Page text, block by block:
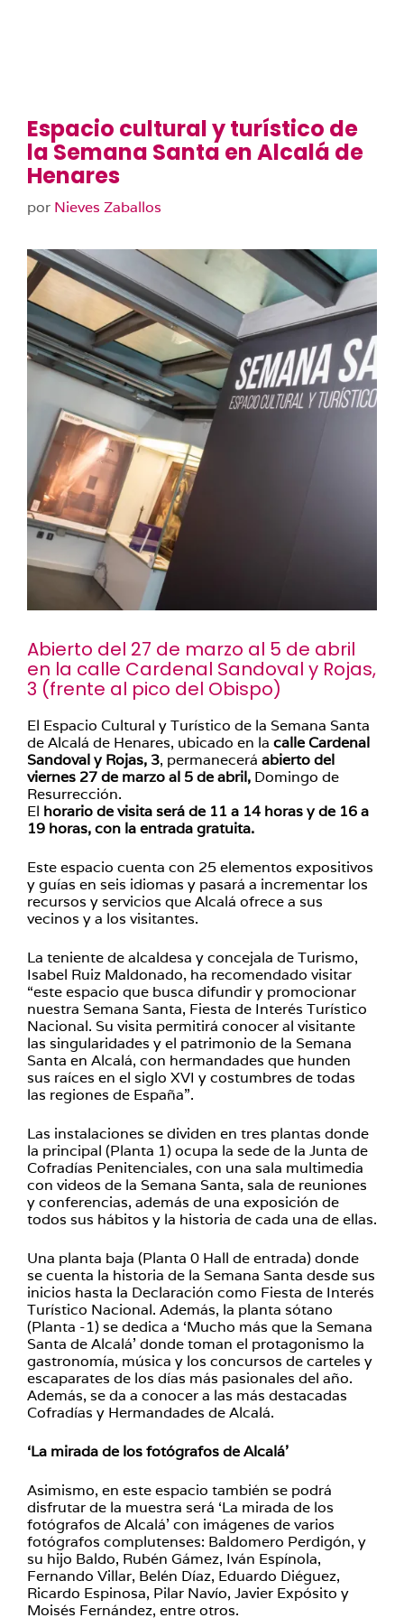
Espacio cultural y turístico de
la Semana Santa en Alcalá de
Henares
por Nieves Zaballos
Abierto del 27 de marzo al 5 de abril
en la calle Cardenal Sandoval y Rojas,
3 (frente al pico del Obispo)
El Espacio Cultural y Turístico de la Semana Santa
de Alcalá de Henares, ubicado en la calle Cardenal
Sandoval y Rojas, 3, permanecerá abierto del
viernes 27 de marzo al 5 de abril, Domingo de
Resurrección.
El horario de visita será de 11 a 14 horas y de 16 a
19 horas, con la entrada gratuita.
Este espacio cuenta con 25 elementos expositivos
y guías en seis idiomas y pasará a incrementar los
recursos y servicios que Alcalá ofrece a sus
vecinos y a los visitantes.
La teniente de alcaldesa y concejala de Turismo,
Isabel Ruiz Maldonado, ha recomendado visitar
“este espacio que busca difundir y promocionar
nuestra Semana Santa, Fiesta de Interés Turístico
Nacional. Su visita permitirá conocer al visitante
las singularidades y el patrimonio de la Semana
Santa en Alcalá, con hermandades que hunden
sus raíces en el siglo XVI y costumbres de todas
las regiones de España”.
Las instalaciones se dividen en tres plantas donde
la principal (Planta 1) ocupa la sede de la Junta de
Cofradías Penitenciales, con una sala multimedia
con videos de la Semana Santa, sala de reuniones
y conferencias, además de una exposición de
todos sus hábitos y la historia de cada una de ellas.
Una planta baja (Planta 0 Hall de entrada) donde
se cuenta la historia de la Semana Santa desde sus
inicios hasta la Declaración como Fiesta de Interés
Turístico Nacional. Además, la planta sótano
(Planta -1) se dedica a ‘Mucho más que la Semana
Santa de Alcalá’ donde toman el protagonismo la
gastronomía, música y los concursos de carteles y
escaparates de los días más pasionales del año.
Además, se da a conocer a las más destacadas
Cofradías y Hermandades de Alcalá.
‘La mirada de los fotógrafos de Alcalá’
Asimismo, en este espacio también se podrá
disfrutar de la muestra será ‘La mirada de los
fotógrafos de Alcalá’ con imágenes de varios
fotógrafos complutenses: Baldomero Perdigón, y
su hijo Baldo, Rubén Gámez, Iván Espínola,
Fernando Villar, Belén Díaz, Eduardo Diéguez,
Ricardo Espinosa, Pilar Navío, Javier Expósito y
Moisés Fernández, entre otros.